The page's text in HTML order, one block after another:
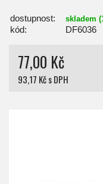
dostupnost: skladem
kód: DF6036
77,00 Kč
93,17 Kč s DPH